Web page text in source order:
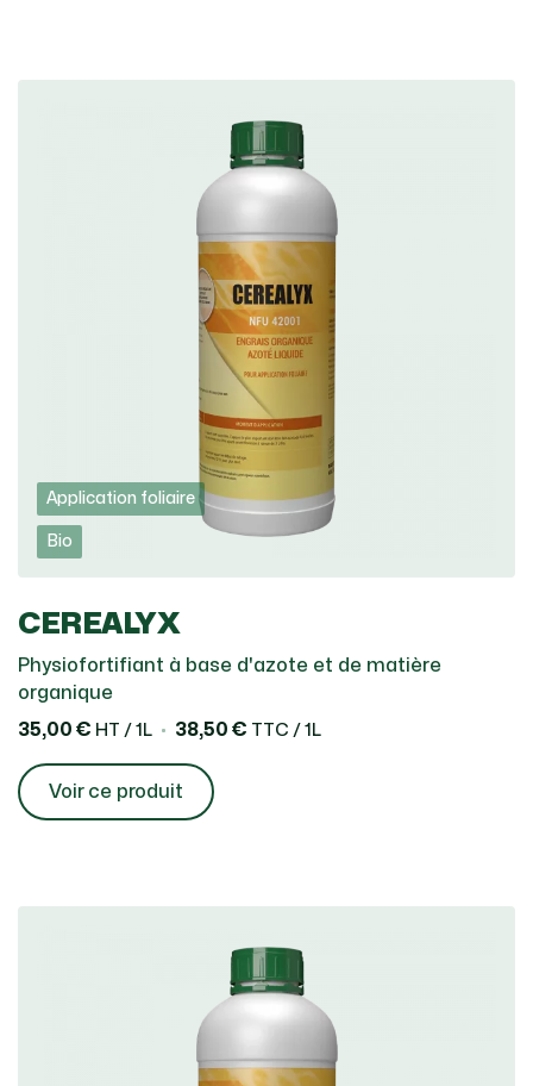
Application foliaire
Bio
CEREALYX
Physiofortifiant à base d'azote et de matière
organique
35,00 € HT / 1L 38,50 € TTC / 1L
Voir ce produit